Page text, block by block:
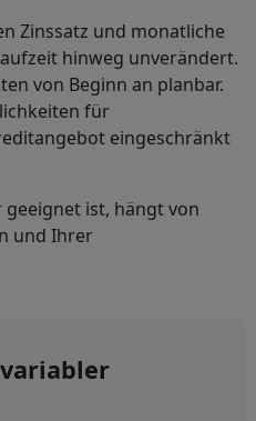
Zinssatz und monatliche
hinweg unverändert.
von Beginn an planbar.
für
eingeschränkt
geeignet ist, hängt von
und Ihrer